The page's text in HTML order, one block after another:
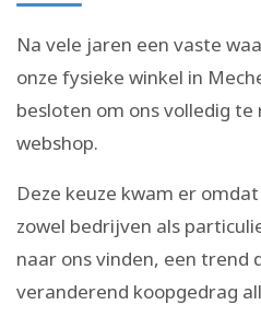
Na vele jaren een vaste
onze fysieke winkel in
besloten om ons volledig
webshop.
Deze keuze kwam er
zowel bedrijven als
naar ons vinden, een trend
veranderend koopgedrag